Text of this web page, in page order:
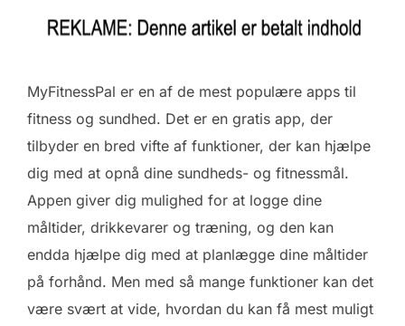
MyFitnessPal er en af de mest populære apps til
fitness og sundhed. Det er en gratis app, der
tilbyder en bred vifte af funktioner, der kan hjælpe
dig med at opnå dine sundheds- og fitnessmål.
Appen giver dig mulighed for at logge dine
måltider, drikkevarer og træning, og den kan
endda hjælpe dig med at planlægge dine måltider
på forhånd. Men med så mange funktioner kan det
være svært at vide, hvordan du kan få mest muligt